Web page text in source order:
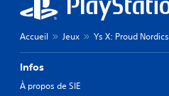
Accueil Jeux Ys X: Proud Nordics
Infos
À propos de SIE